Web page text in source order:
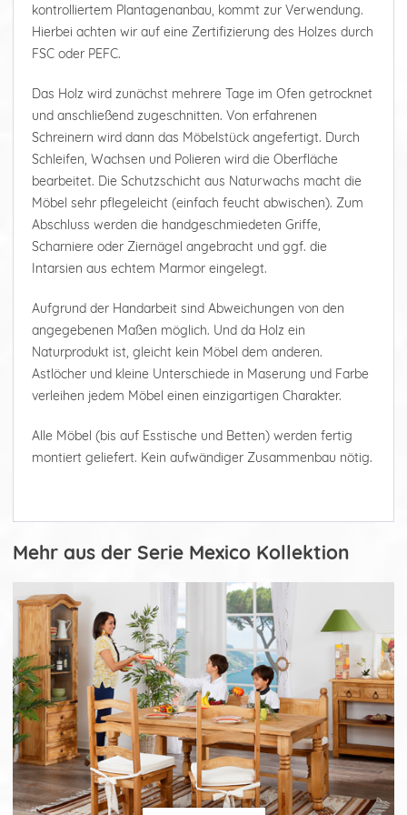
kontrolliertem Plantagenanbau, kommt zur Verwendung.
Hierbei achten wir auf eine Zertifizierung des Holzes durch
FSC oder PEFC.
Das Holz wird zunächst mehrere Tage im Ofen getrocknet
und anschließend zugeschnitten. Von erfahrenen
Schreinern wird dann das Möbelstück angefertigt. Durch
Schleifen, Wachsen und Polieren wird die Oberfläche
bearbeitet. Die Schutzschicht aus Naturwachs macht die
Möbel sehr pflegeleicht (einfach feucht abwischen). Zum
Abschluss werden die handgeschmiedeten Griffe,
Scharniere oder Ziernägel angebracht und ggf. die
Intarsien aus echtem Marmor eingelegt.
Aufgrund der Handarbeit sind Abweichungen von den
angegebenen Maßen möglich. Und da Holz ein
Naturprodukt ist, gleicht kein Möbel dem anderen.
Astlöcher und kleine Unterschiede in Maserung und Farbe
verleihen jedem Möbel einen einzigartigen Charakter.
Alle Möbel (bis auf Esstische und Betten) werden fertig
montiert geliefert. Kein aufwändiger Zusammenbau nötig.
Mehr aus der Serie Mexico Kollektion